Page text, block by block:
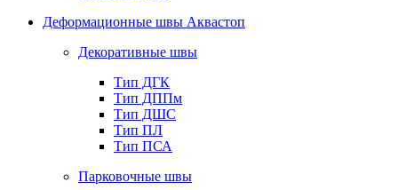
Деформационные швы Аквастоп
Декоративные швы
Тип ДГК
Тип ДППм
Тип ДШС
Тип ПЛ
Тип ПСА
Парковочные швы